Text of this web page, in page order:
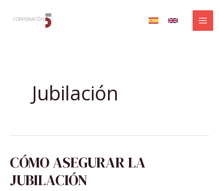
Jubilación
CÓMO ASEGURAR LA
JUBILACIÓN
CÓMO
ASEGURAR
LA
JUBILACIÓN